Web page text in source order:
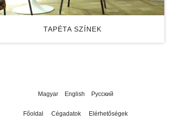
TAPÉTA SZÍNEK
Magyar English Русский
Főoldal Cégadatok Elérhetőségek